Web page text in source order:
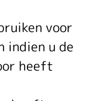
voor
indien u de
heeft